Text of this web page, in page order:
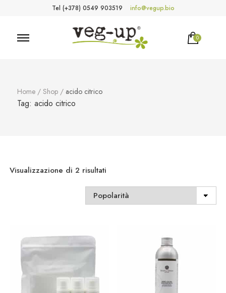
Tel (+378) 0549 903519 info@vegup.bio
0
Home / Shop / acido citrico
Tag: acido citrico
Visualizzazione di 2 risultati